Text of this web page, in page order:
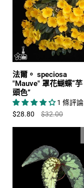
法爾。 speciosa
"Mauve" 罩花蝴蝶“芋
頭色”
1 條評論
$28.80
$32.00